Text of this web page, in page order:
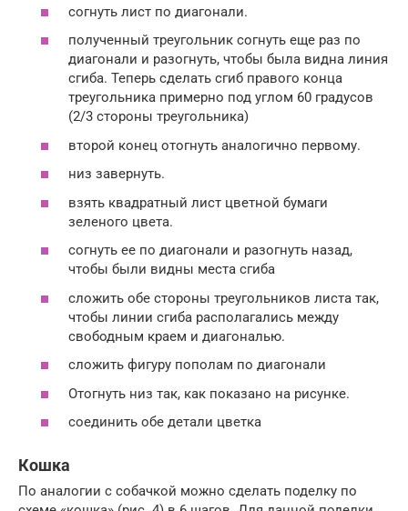
согнуть лист по диагонали.
полученный треугольник согнуть еще раз по
диагонали и разогнуть, чтобы была видна линия
сгиба. Теперь сделать сгиб правого конца
треугольника примерно под углом 60 градусов
(2/3 стороны треугольника)
второй конец отогнуть аналогично первому.
низ завернуть.
взять квадратный лист цветной бумаги
зеленого цвета.
согнуть ее по диагонали и разогнуть назад,
чтобы были видны места сгиба
сложить обе стороны треугольников листа так,
чтобы линии сгиба располагались между
свободным краем и диагональю.
сложить фигуру пополам по диагонали
Отогнуть низ так, как показано на рисунке.
соединить обе детали цветка
Кошка
По аналогии с собачкой можно сделать поделку по